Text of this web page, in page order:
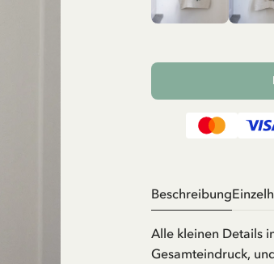
Beschreibung
Alle kleinen Details
Gesamteindruck,